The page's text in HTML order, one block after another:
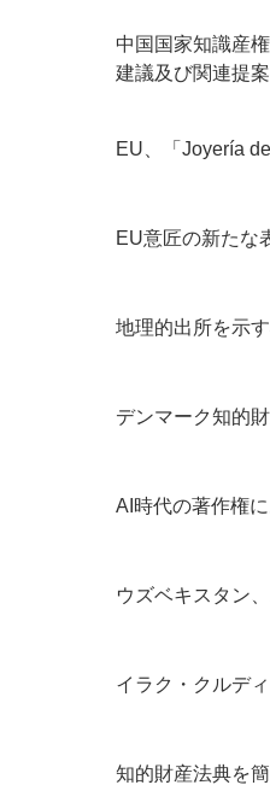
中国国家知識産
建議及び関連提
EU、「Joyería
EU意匠の新たな
地理的出所を示
デンマーク知的
AI時代の著作権
ウズベキスタン
イラク・クルデ
知的財産法典を